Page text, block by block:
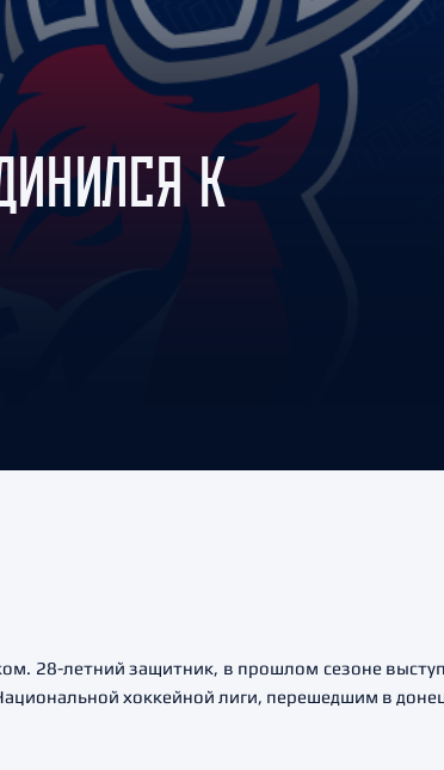
Юлаев
К
28-летний защитник, в прошлом сезоне
хоккейной лиги, перешедшим в